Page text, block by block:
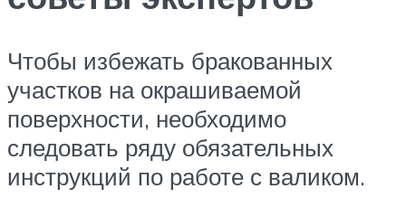
Чтобы избежать бракованных
участков на окрашиваемой
поверхности, необходимо
следовать ряду обязательных
инструкций по работе с валиком.